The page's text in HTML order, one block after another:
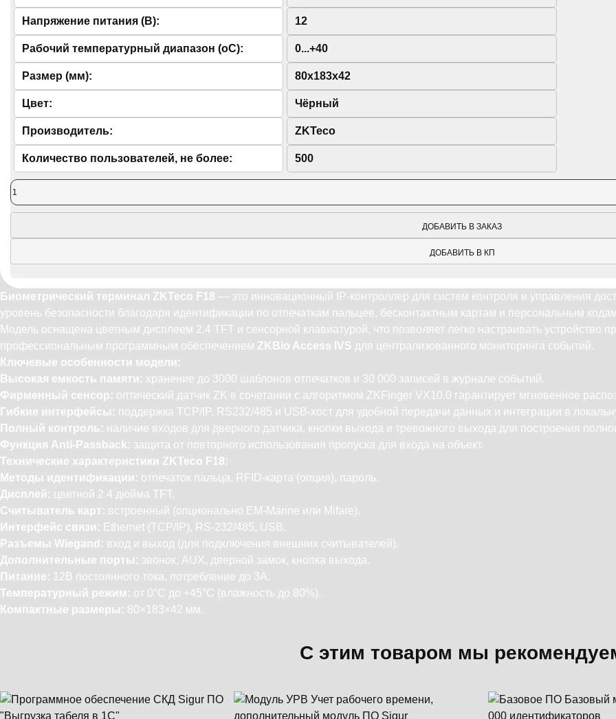
Напряжение питания (В): 12
Рабочий температурный диапазон (oС): 0...+40
Размер (мм): 80x183x42
Цвет: Чёрный
Производитель: ZKTeco
Количество пользователей, не более: 500
ДОБАВИТЬ В ЗАКАЗ
ДОБАВИТЬ В КП
Биометрический терминал ZKTeco F18 — это инновационный IP-контроллер для систем контроля и управления
уровень безопасности благодаря идентификации по отпечаткам пальцев, бесконтактным картам и персональным
Модель оснащена цветным дисплеем 2.4 TFT и сенсорной клавиатурой, что позволяет легко настраивать устройство
профессиональным программным обеспечением ZKBio Access IVS для централизованного мониторинга событий.
Ключевые особенности модели:
Высокая емкость памяти: хранение до 3000 шаблонов отпечатков и 30 000 записей в журнале событий.
Фирменный сенсор: оптический датчик ZK в сочетании с алгоритмом ZKFinger VX10.0 гарантирует мгновенное
Гибкие интерфейсы: поддержка TCP/IP, RS232/485 и USB-хост для удобной передачи данных и интеграции в
Полный контроль: наличие входов для дверного датчика, кнопки выхода и тревожного выхода для построения
Функция Anti-Passback: защита от повторного использования пропуска для входа на объект.
Технические характеристики ZKTeco F18:
Методы идентификации: отпечаток пальца, RFID-карта (опция), пароль.
Дисплей: цветной 2.4 дюйма TFT.
Считыватель карт: встроенный (опционально EM-Marine или Mifare).
Интерфейс связи: Ethernet (TCP/IP), RS-232/485, USB.
Разъемы Wiegand: вход и выход (для подключения внешних считывателей).
Дополнительные порты: звонок, AUX, дверной замок, кнопка выхода.
Питание: 12В постоянного тока, потребление до 3А.
Температурный режим: от 0°C до +45°C (влажность до 80%).
Компактные размеры: 80×183×42 мм.
С этим товаром мы